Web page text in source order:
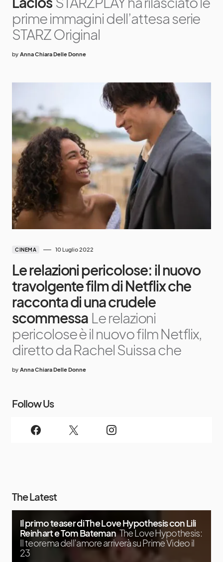
prime immagini dell’attesa serie
STARZ Original
by Anna Chiara Delle Donne
CINEMA 10 Luglio 2022
Le relazioni pericolose: il nuovo
travolgente film di Netflix che
racconta di una crudele
scommessa Le relazioni
pericolose è il nuovo film Netflix,
diretto da Rachel Suissa che
by Anna Chiara Delle Donne
Follow Us
The Latest
Il primo teaser di The Love Hypothesis con Lili
Reinhart e Tom Bateman The Love Hypothesis:
Il teorema dell’amore arriverà su Prime Video il
23